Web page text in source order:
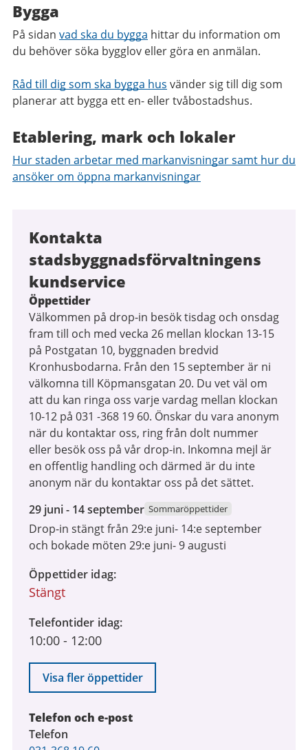
Bygga
På sidan vad ska du bygga hittar du information om
du behöver söka bygglov eller göra en anmälan.
Råd till dig som ska bygga hus vänder sig till dig som
planerar att bygga ett en- eller tvåbostadshus.
Etablering, mark och lokaler
Hur staden arbetar med markanvisningar samt hur du
ansöker om öppna markanvisningar
Kontakta
stadsbyggnadsförvaltningens
kundservice
Öppettider
Välkommen på drop-in besök tisdag och onsdag
fram till och med vecka 26 mellan klockan 13-15
på Postgatan 10, byggnaden bredvid
Kronhusbodarna. Från den 15 september är ni
välkomna till Köpmansgatan 20. Du vet väl om
att du kan ringa oss varje vardag mellan klockan
10-12 på 031 -368 19 60. Önskar du vara anonym
när du kontaktar oss, ring från dolt nummer
eller besök oss på vår drop-in. Inkomna mejl är
en offentlig handling och därmed är du inte
anonym när du kontaktar oss på det sättet.
29
juni
2026
14
september
29 juni - 14 september Sommaröppettider
Drop-in stängt från 29:e juni- 14:e september
och bokade möten 29:e juni- 9 augusti
Öppettider idag
Stängt
Telefontider idag
10:00 - 12:00
Visa fler öppettider
Telefon och e-post
Telefon